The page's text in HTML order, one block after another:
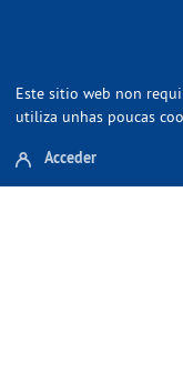
Este sitio web non
utiliza unhas poucas
Acceder